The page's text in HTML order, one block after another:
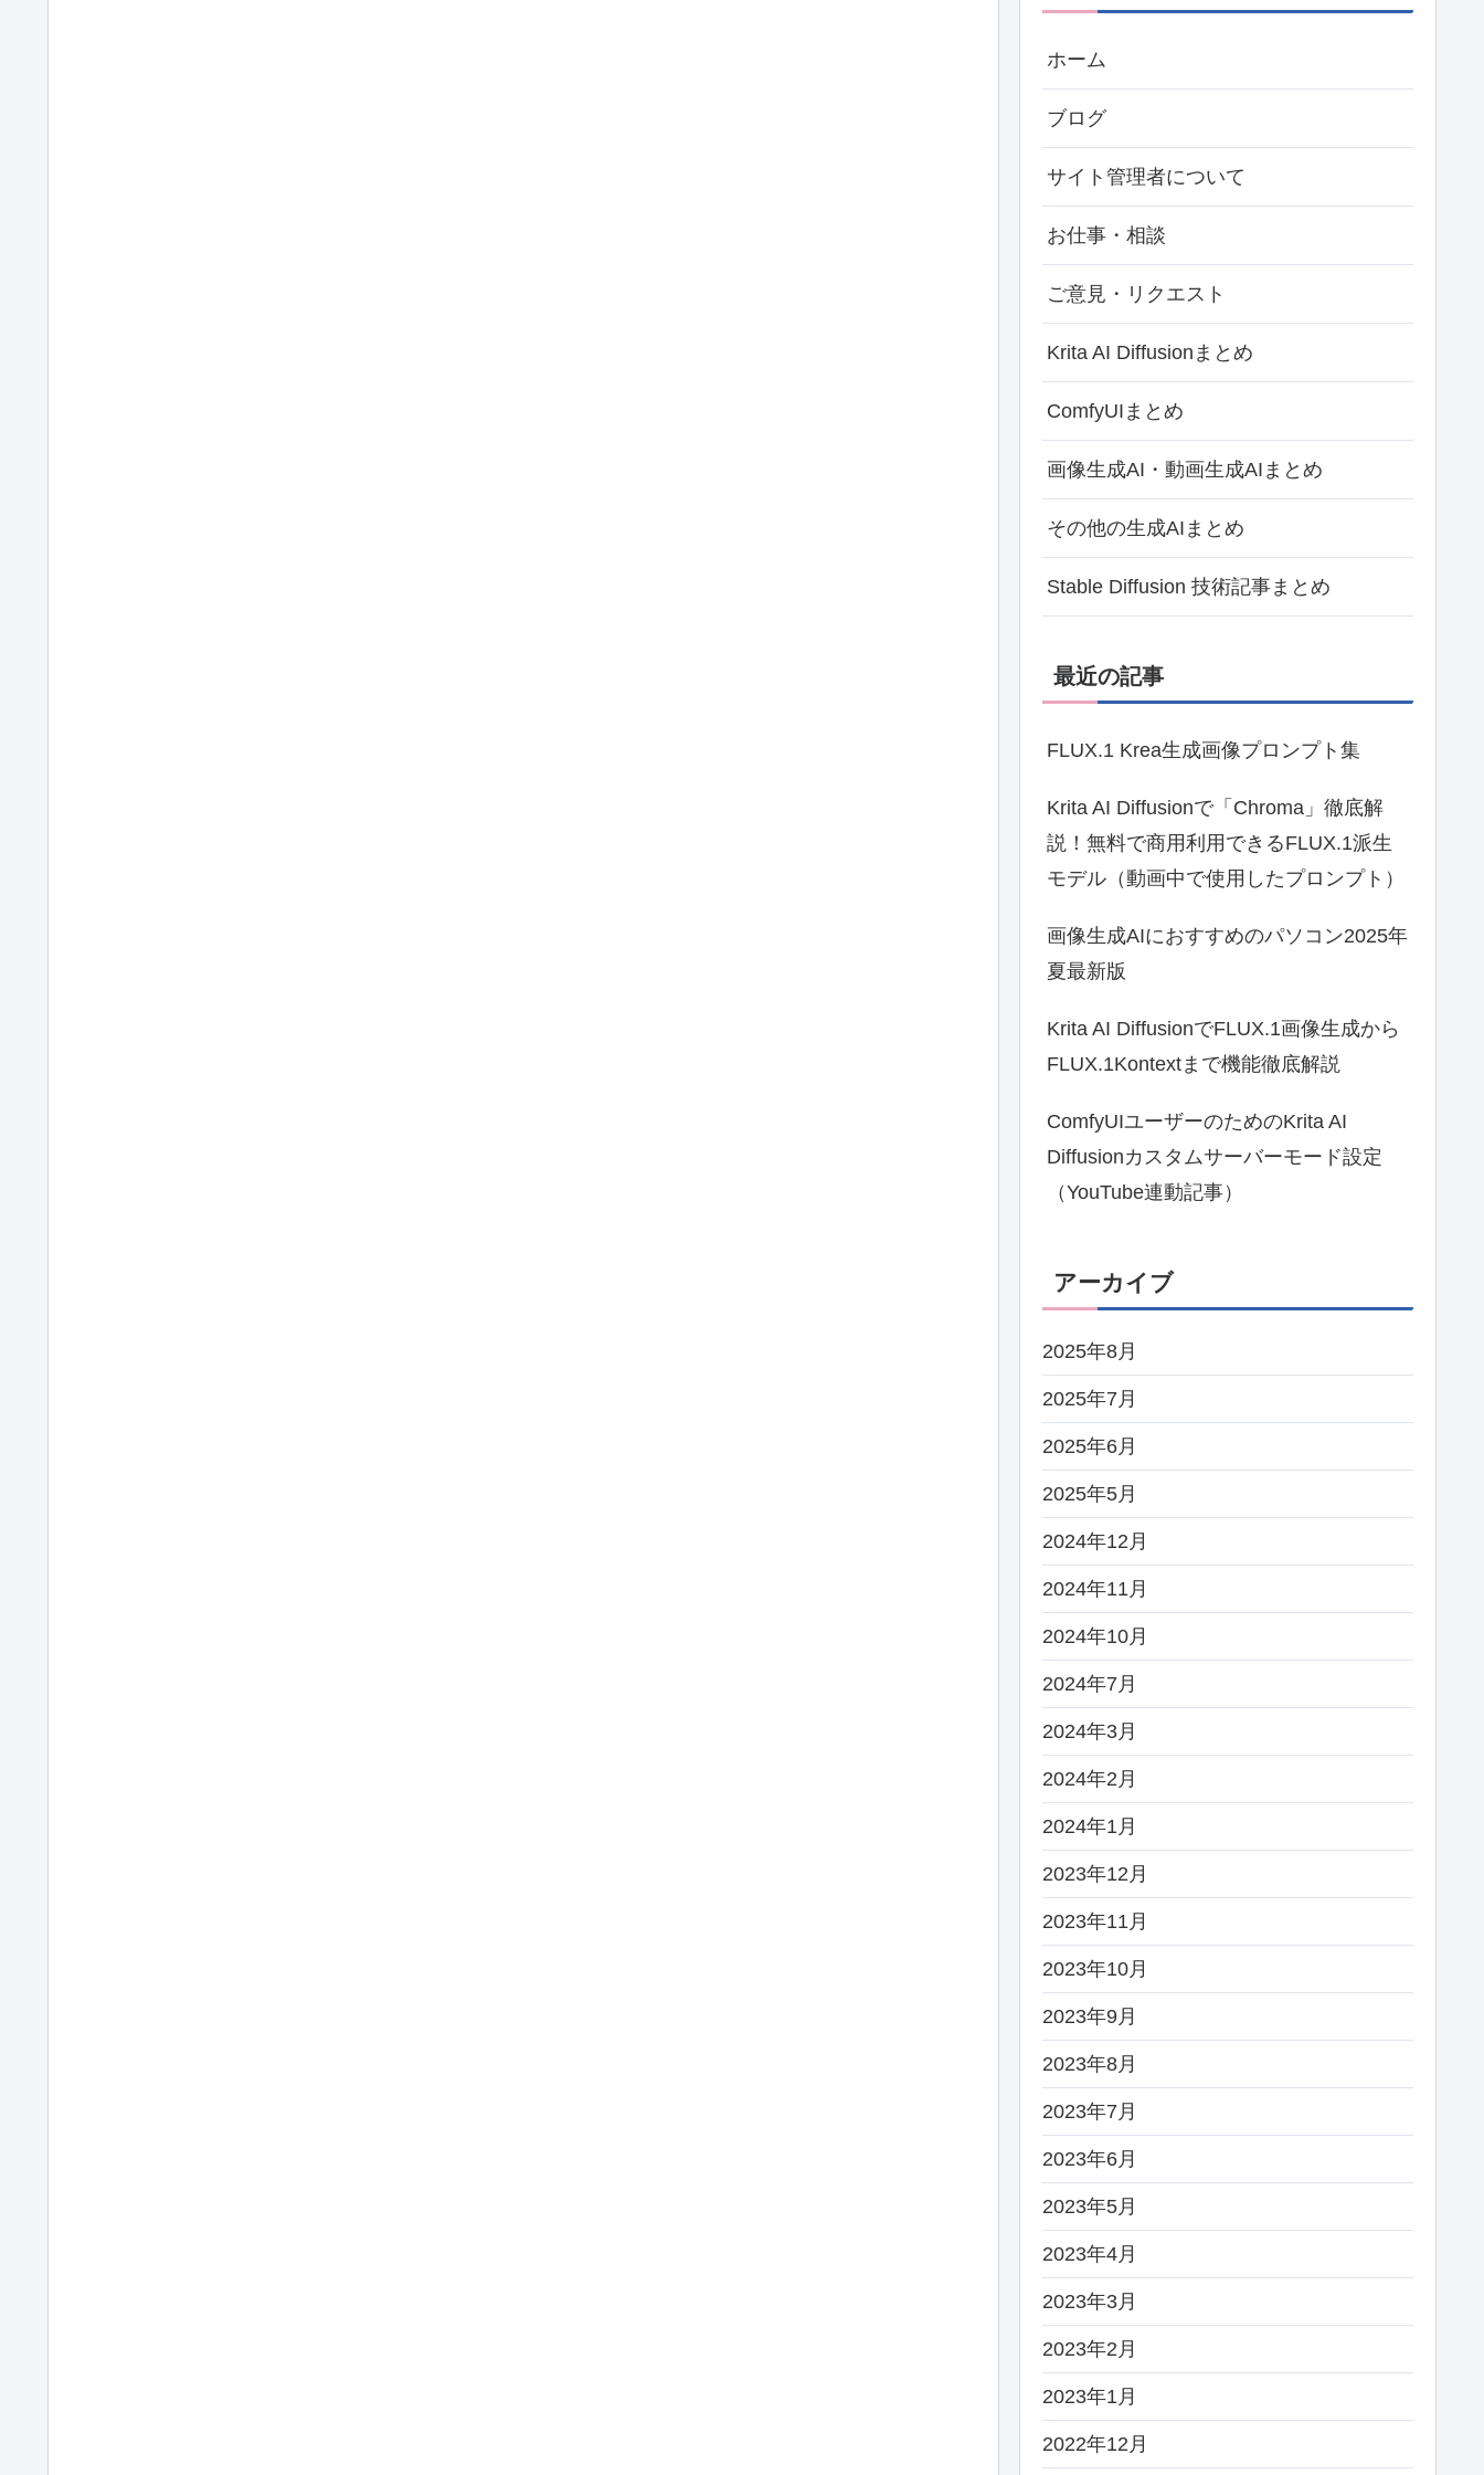
ホーム
ブログ
サイト管理者について
お仕事・相談
ご意見・リクエスト
Krita AI Diffusionまとめ
ComfyUIまとめ
画像生成AI・動画生成AIまとめ
その他の生成AIまとめ
Stable Diffusion 技術記事まとめ
最近の記事
FLUX.1 Krea生成画像プロンプト集
Krita AI Diffusionで「Chroma」徹底解
説！無料で商用利用できるFLUX.1派生
モデル（動画中で使用したプロンプト）
画像生成AIにおすすめのパソコン2025年
夏最新版
Krita AI DiffusionでFLUX.1画像生成から
FLUX.1Kontextまで機能徹底解説
ComfyUIユーザーのためのKrita AI
Diffusionカスタムサーバーモード設定
（YouTube連動記事）
アーカイブ
2025年8月
2025年7月
2025年6月
2025年5月
2024年12月
2024年11月
2024年10月
2024年7月
2024年3月
2024年2月
2024年1月
2023年12月
2023年11月
2023年10月
2023年9月
2023年8月
2023年7月
2023年6月
2023年5月
2023年4月
2023年3月
2023年2月
2023年1月
2022年12月